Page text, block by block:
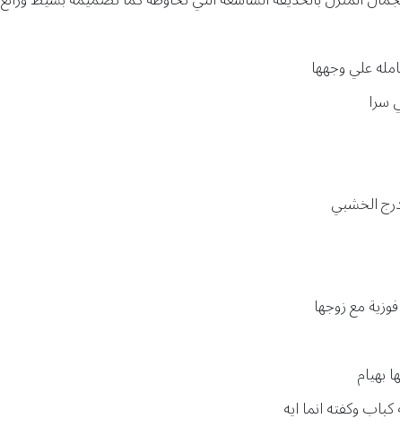
علي وجهها
سرا
الخشبي
مع زوجها
بهيام
وكفته انما ايه